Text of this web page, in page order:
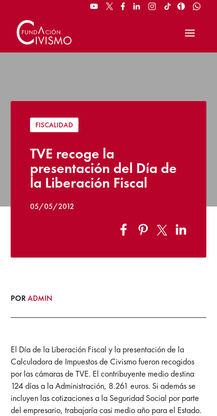
FISCALIDAD
TVE recoge la
presentación del Día de
la Liberación Fiscal
05/05/2012
PORADMIN
El Día de la Liberación Fiscal y la presentación de la
Calculadora de Impuestos de Civismo fueron recogidos
por las cámaras de TVE. El contribuyente medio destina
124 días a la Administración, 8.261 euros. Si además se
incluyen las cotizaciones a la Seguridad Social por parte
del empresario, trabajaría casi medio año para el Estado.